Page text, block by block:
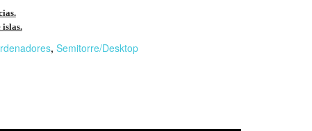
islas.
, Semitorre/Desktop